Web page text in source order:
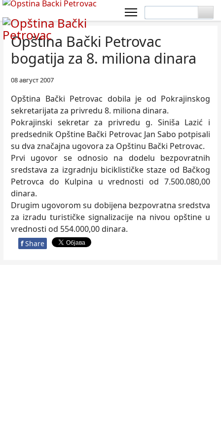
Opština Bački Petrovac
bogatija za 8. miliona dinara
08 август 2007
Opština Bački Petrovac dobila je od Pokrajinskog
sekretarijata za privredu 8. miliona dinara.
Pokrajinski sekretar za privredu g. Siniša Lazić i
predsednik Opštine Bački Petrovac Jan Sabo potpisali
su dva značajna ugovora za Opštinu Bački Petrovac.
Prvi ugovor se odnosio na dodelu bezpovratnih
sredstava za izgradnju biciklističke staze od Bačkog
Petrovca do Kulpina u vrednosti od 7.500.080,00
dinara.
Drugim ugovorom su dobijena bezpovratna sredstva
za izradu turističke signalizacije na nivou opštine u
vrednosti od 554.000,00 dinara.
f Share